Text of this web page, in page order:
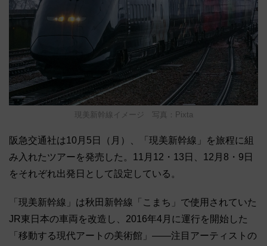
現美新幹線イメージ 写真：Pixta
阪急交通社は10月5日（月）、「現美新幹線」を旅程に組
み入れたツアーを発売した。11月12・13日、12月8・9日
をそれぞれ出発日として設定している。
「現美新幹線」は秋田新幹線「こまち」で使用されていた
JR東日本の車両を改造し、2016年4月に運行を開始した
「移動する現代アートの美術館」――注目アーティストの